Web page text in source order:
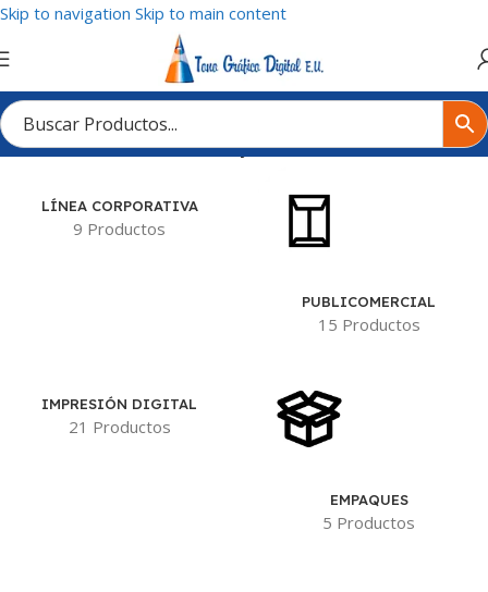
Skip to navigation Skip to main content
/Base (32x48 cms) + 12 Hojas de (32x11 cms a 2x0 tintas)
LÍNEA CORPORATIVA
9 Productos
PUBLICOMERCIAL
15 Productos
IMPRESIÓN DIGITAL
21 Productos
EMPAQUES
5 Productos